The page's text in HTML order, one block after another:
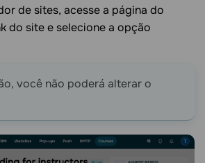
de sites, acesse a página do
do site e selecione a opção
você não poderá alterar o